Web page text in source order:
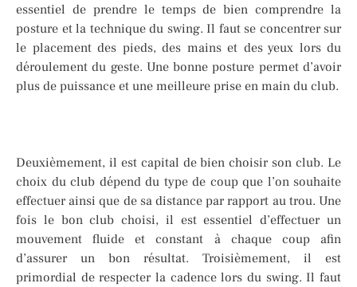
essentiel de prendre le temps de bien comprendre la
posture et la technique du swing. Il faut se concentrer sur
le placement des pieds, des mains et des yeux lors du
déroulement du geste. Une bonne posture permet d’avoir
plus de puissance et une meilleure prise en main du club.
Deuxièmement, il est capital de bien choisir son club. Le
choix du club dépend du type de coup que l’on souhaite
effectuer ainsi que de sa distance par rapport au trou. Une
fois le bon club choisi, il est essentiel d’effectuer un
mouvement fluide et constant à chaque coup afin
d’assurer un bon résultat. Troisièmement, il est
primordial de respecter la cadence lors du swing. Il faut